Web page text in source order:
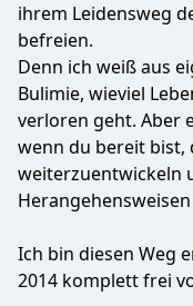
ihrem Leidensweg
befreien.
Denn ich weiß aus
Bulimie, wieviel
verloren geht. Aber
wenn du bereit bist,
weiterzuentwickeln
Ich bin diesen Weg
2014 komplett frei